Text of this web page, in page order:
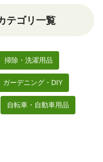
テゴリ一覧
掃除・洗濯用品
ガーデニング・DIY
自転車・自動車用品